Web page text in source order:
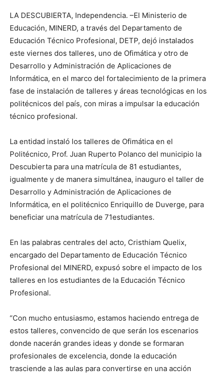
LA DESCUBIERTA, Independencia. –El Ministerio de
Educación, MINERD, a través del Departamento de
Educación Técnico Profesional, DETP, dejó instalados
este viernes dos talleres, uno de Ofimática y otro de
Desarrollo y Administración de Aplicaciones de
Informática, en el marco del fortalecimiento de la primera
fase de instalación de talleres y áreas tecnológicas en los
politécnicos del país, con miras a impulsar la educación
técnico profesional.
La entidad instaló los talleres de Ofimática en el
Politécnico, Prof. Juan Ruperto Polanco del municipio la
Descubierta para una matrícula de 81 estudiantes,
igualmente y de manera simultánea, inauguro el taller de
Desarrollo y Administración de Aplicaciones de
Informática, en el politécnico Enriquillo de Duverge, para
beneficiar una matrícula de 71estudiantes.
En las palabras centrales del acto, Cristhiam Quelix,
encargado del Departamento de Educación Técnico
Profesional del MINERD, expusó sobre el impacto de los
talleres en los estudiantes de la Educación Técnico
Profesional.
“Con mucho entusiasmo, estamos haciendo entrega de
estos talleres, convencido de que serán los escenarios
donde nacerán grandes ideas y donde se formaran
profesionales de excelencia, donde la educación
trasciende a las aulas para convertirse en una acción